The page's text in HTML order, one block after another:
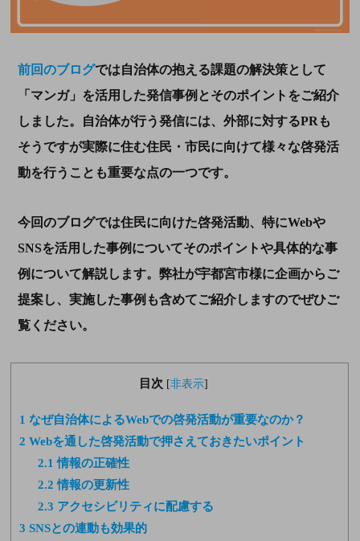
前回のブログでは自治体の抱える課題の解決策として
「マンガ」を活用した発信事例とそのポイントをご紹介
しました。自治体が行う発信には、外部に対するPRも
そうですが実際に住む住民・市民に向けて様々な啓発活
動を行うことも重要な点の一つです。
今回のブログでは住民に向けた啓発活動、特にWebや
SNSを活用した事例についてそのポイントや具体的な事
例について解説します。弊社が宇都宮市様に企画からご
提案し、実施した事例も含めてご紹介しますのでぜひご
覧ください。
目次 [非表示]
1 なぜ自治体によるWebでの啓発活動が重要なのか？
2 Webを通した啓発活動で押さえておきたいポイント
2.1 情報の正確性
2.2 情報の更新性
2.3 アクセシビリティに配慮する
3 SNSとの連動も効果的